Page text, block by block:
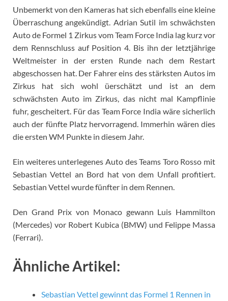
Unbemerkt von den Kameras hat sich ebenfalls eine kleine
Überraschung angekündigt. Adrian Sutil im schwächsten
Auto de Formel 1 Zirkus vom Team Force India lag kurz vor
dem Rennschluss auf Position 4. Bis ihn der letztjährige
Weltmeister in der ersten Runde nach dem Restart
abgeschossen hat. Der Fahrer eins des stärksten Autos im
Zirkus hat sich wohl üerschätzt und ist an dem
schwächsten Auto im Zirkus, das nicht mal Kampflinie
fuhr, gescheitert. Für das Team Force India wäre sicherlich
auch der fünfte Platz hervorragend. Immerhin wären dies
die ersten WM Punkte in diesem Jahr.
Ein weiteres unterlegenes Auto des Teams Toro Rosso mit
Sebastian Vettel an Bord hat von dem Unfall profitiert.
Sebastian Vettel wurde fünfter in dem Rennen.
Den Grand Prix von Monaco gewann Luis Hammilton
(Mercedes) vor Robert Kubica (BMW) und Felippe Massa
(Ferrari).
Ähnliche Artikel:
Sebastian Vettel gewinnt das Formel 1 Rennen in